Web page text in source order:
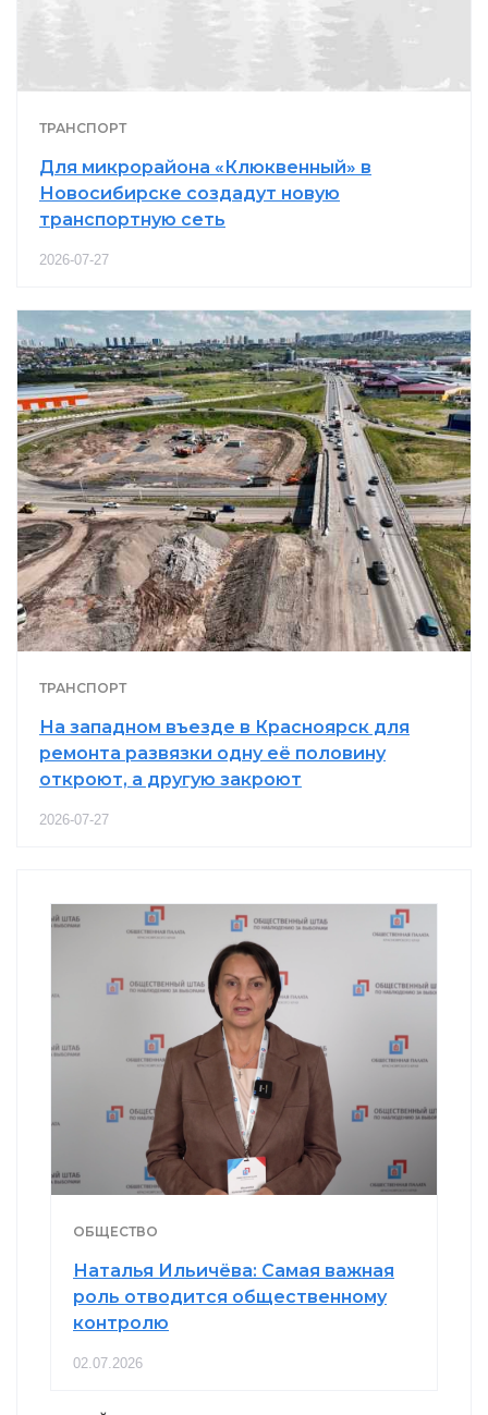
ТРАНСПОРТ
Для микрорайона «Клюквенный» в
Новосибирске создадут новую
транспортную сеть
2026-07-27
ТРАНСПОРТ
На западном въезде в Красноярск для
ремонта развязки одну её половину
откроют, а другую закроют
2026-07-27
ОБЩЕСТВО
Наталья Ильичёва: Самая важная
роль отводится общественному
контролю
02.07.2026